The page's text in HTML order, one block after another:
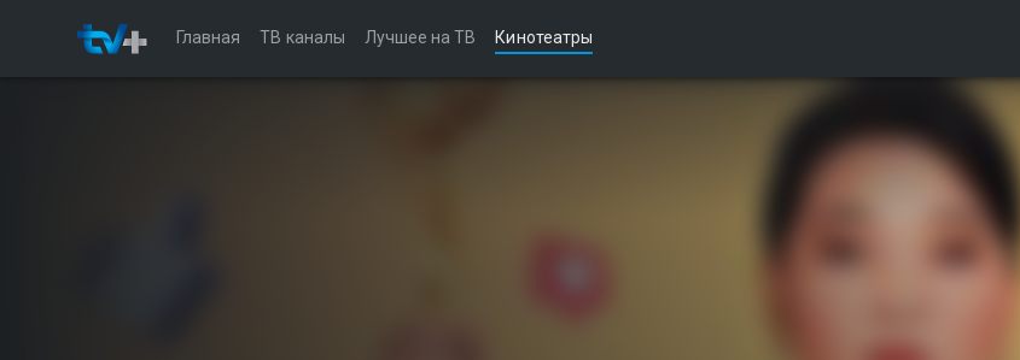
Главная ТВ каналы Лучшее на ТВ Кинотеатры